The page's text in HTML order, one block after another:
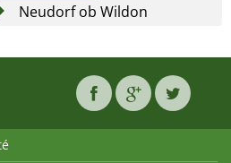
Neudorf ob Wildon